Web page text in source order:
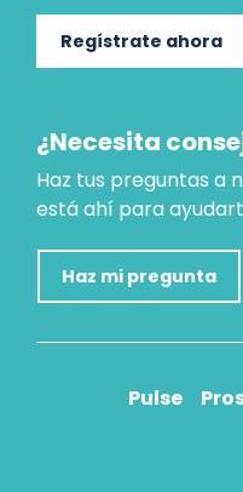
Regístrate ahora
¿Necesita
Haz tus preguntas a
está ahí para
Haz mi pregunta
Pulse